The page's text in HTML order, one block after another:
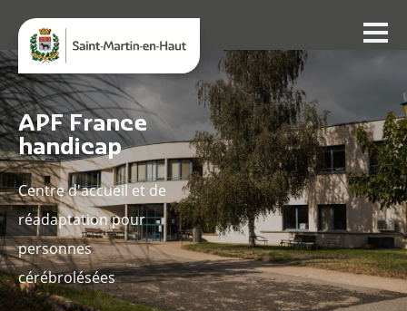
APF France
handicap
Centre d'accueil et de
réadaptation pour
personnes
cérébrolésées